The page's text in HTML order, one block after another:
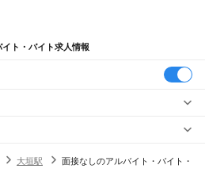
ト・バイト求人情報
大垣駅
面接なしのアルバイト・バイト・